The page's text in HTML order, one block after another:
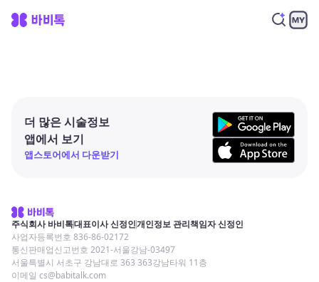
더 많은 시술정보
앱에서 보기
앱스토어에서 다운받기
주식회사 바비톡대표이사 신정인개인정보 관리책임자 신정인
사업자등록번호 836-86-02172
통신판매업신고번호 2021-서울강남-03497
서울특별시 서초구 강남대로 363 363강남타워 11층
이메일 cs@babitalk.com